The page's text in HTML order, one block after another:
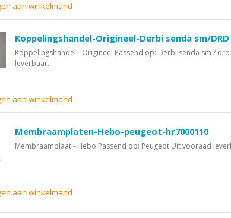
aan winkelmand
Koppelingshandel-Origineel-Derbi senda sm/DRD
Koppelingshandel - Origineel Passend op: Derbi senda sm /
leverbaar...
aan winkelmand
Membraamplaten-Hebo-peugeot-hr7000110
Membraamplaat - Hebo Passend op: Peugeot Uit vooraad
aan winkelmand